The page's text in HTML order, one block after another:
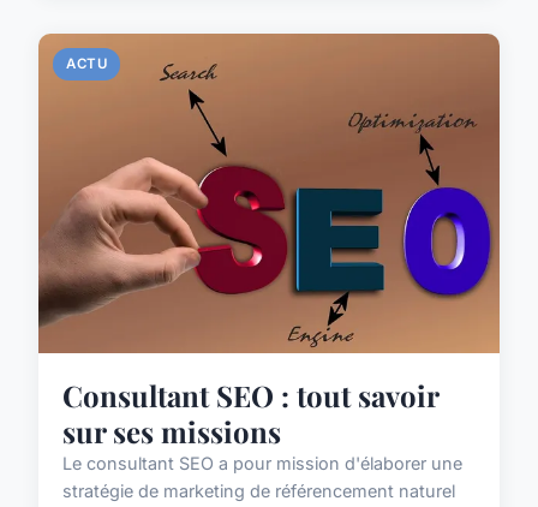
ACTU
Consultant SEO : tout savoir
sur ses missions
Le consultant SEO a pour mission d'élaborer une
stratégie de marketing de référencement naturel